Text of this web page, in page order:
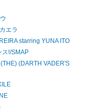
エラ
starring YUNA ITO
ス!/SMAP
(DARTH VADER'S